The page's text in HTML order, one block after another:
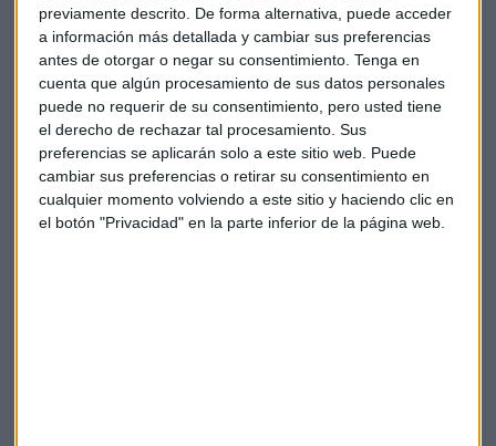
previamente descrito. De forma alternativa, puede acceder
a información más detallada y cambiar sus preferencias
antes de otorgar o negar su consentimiento. Tenga en
cuenta que algún procesamiento de sus datos personales
puede no requerir de su consentimiento, pero usted tiene
el derecho de rechazar tal procesamiento. Sus
preferencias se aplicarán solo a este sitio web. Puede
cambiar sus preferencias o retirar su consentimiento en
cualquier momento volviendo a este sitio y haciendo clic en
el botón "Privacidad" en la parte inferior de la página web.
El Registro Español de Estudios Clínicos desglosa cuáles son
esas condiciones. Entre otras cosas, deben ser personas con
una PCR positiva, con síntomas yque precisen de
hospitalización. Esto último es lo realmente importante
puesto que son estas personas las que pueden necesitar un
tratamiento para mejorar su estado de salud.